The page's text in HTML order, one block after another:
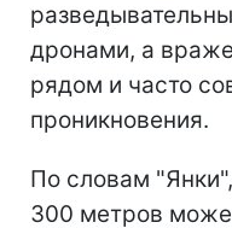
дронами, а
рядом и часто
проникновения.
По словам
300 метров